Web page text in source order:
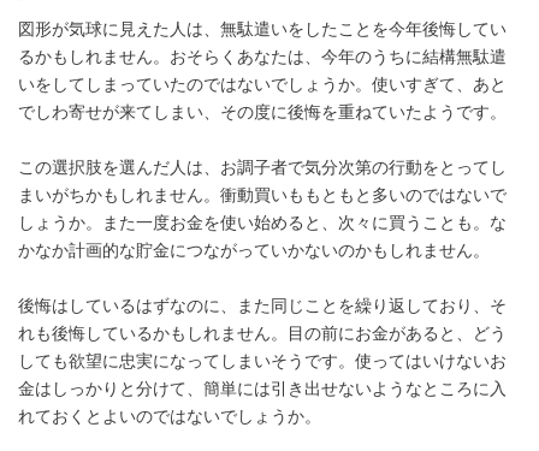
図形が気球に見えた人は、無駄遣いをしたことを今年後悔してい
るかもしれません。おそらくあなたは、今年のうちに結構無駄遣
いをしてしまっていたのではないでしょうか。使いすぎて、あと
でしわ寄せが来てしまい、その度に後悔を重ねていたようです。
この選択肢を選んだ人は、お調子者で気分次第の行動をとってし
まいがちかもしれません。衝動買いももともと多いのではないで
しょうか。また一度お金を使い始めると、次々に買うことも。な
かなか計画的な貯金につながっていかないのかもしれません。
後悔はしているはずなのに、また同じことを繰り返しており、そ
れも後悔しているかもしれません。目の前にお金があると、どう
しても欲望に忠実になってしまいそうです。使ってはいけないお
金はしっかりと分けて、簡単には引き出せないようなところに入
れておくとよいのではないでしょうか。